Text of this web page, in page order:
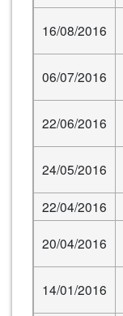
16/08/2016
06/07/2016
22/06/2016
24/05/2016
22/04/2016
20/04/2016
14/01/2016